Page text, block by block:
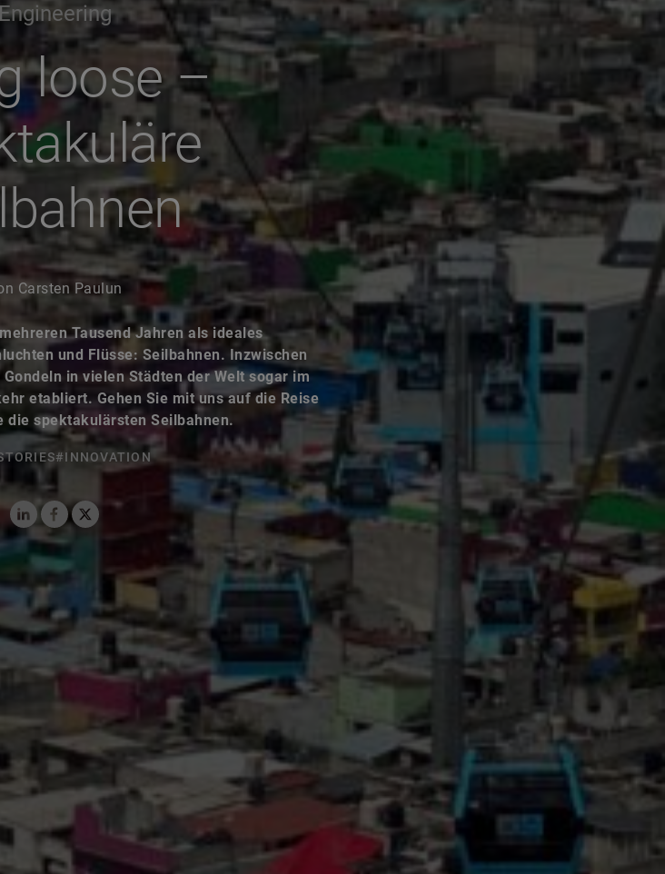
loose –
Carsten Paulun
Tausend Jahren als ideales
und Flüsse: Seilbahnen. Inzwischen
in vielen Städten der Welt sogar im
etabliert. Gehen Sie mit uns auf die Reise
die spektakulärsten Seilbahnen.
#INNOVATION
LinkedInFacebook
X